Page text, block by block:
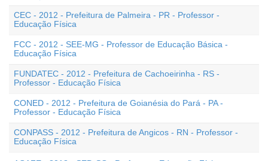
CEC - 2012 - Prefeitura de Palmeira - PR - Professor -
Educação Física
FCC - 2012 - SEE-MG - Professor de Educação Básica -
Educação Física
FUNDATEC - 2012 - Prefeitura de Cachoeirinha - RS -
Professor - Educação Física
CONED - 2012 - Prefeitura de Goianésia do Pará - PA -
Professor - Educação Física
CONPASS - 2012 - Prefeitura de Angicos - RN - Professor -
Educação Física